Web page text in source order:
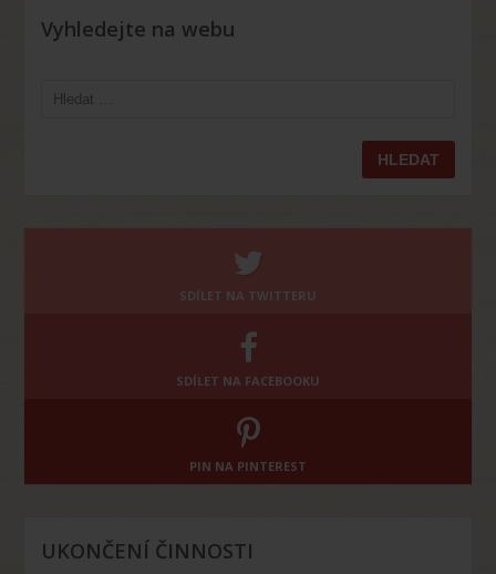
Vyhledejte na webu
Vyhledávání
SDÍLET NA TWITTERU
SDÍLET NA FACEBOOKU
PIN NA PINTEREST
UKONČENÍ ČINNOSTI